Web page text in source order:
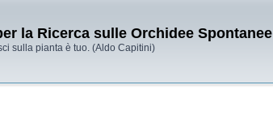
la Ricerca sulle Orchidee Spontanee
sulla pianta è tuo. (Aldo Capitini)